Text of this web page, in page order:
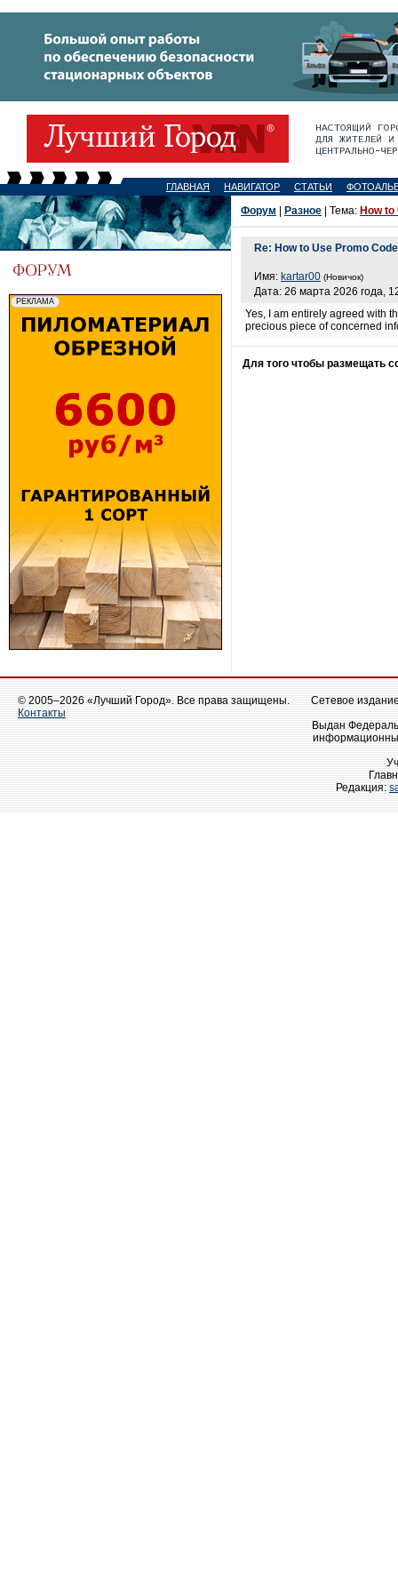
ГЛАВНАЯ НАВИГАТОР СТАТЬИ
Форум Разное | Тема: How
Re: How to Use Promo
Имя: kartar00 (Новичок)
Дата: 26 марта 2026 года,
Yes, I am entirely agreed with
precious piece of concerned
Для того чтобы размещать
© 2005–2026 «Лучший Город». Все права защищены.
Контакты
Сетевое
Выдан
Редакция: